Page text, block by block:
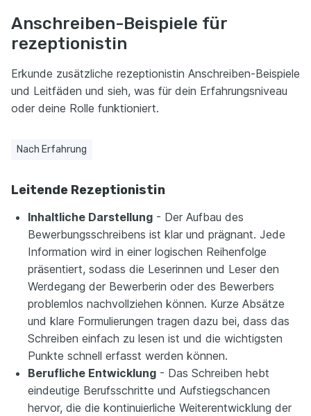
Anschreiben-Beispiele für
rezeptionistin
Erkunde zusätzliche rezeptionistin Anschreiben-Beispiele
und Leitfäden und sieh, was für dein Erfahrungsniveau
oder deine Rolle funktioniert.
Nach Erfahrung
Leitende Rezeptionistin
Inhaltliche Darstellung - Der Aufbau des
Bewerbungsschreibens ist klar und prägnant. Jede
Information wird in einer logischen Reihenfolge
präsentiert, sodass die Leserinnen und Leser den
Werdegang der Bewerberin oder des Bewerbers
problemlos nachvollziehen können. Kurze Absätze
und klare Formulierungen tragen dazu bei, dass das
Schreiben einfach zu lesen ist und die wichtigsten
Punkte schnell erfasst werden können.
Berufliche Entwicklung - Das Schreiben hebt
eindeutige Berufsschritte und Aufstiegschancen
hervor, die die kontinuierliche Weiterentwicklung der